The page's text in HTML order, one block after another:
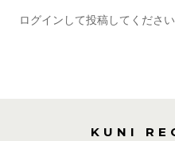
ログインして投稿してください
KUNI